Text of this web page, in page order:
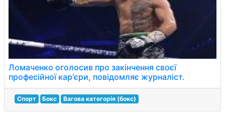
Ломаченко оголосив про закінчення своєї
професійної кар'єри, повідомляє журналіст.
Спорт Бокс Вагова категорія (бокс)